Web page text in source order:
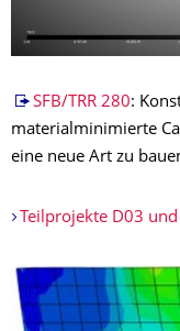
SFB/TRR 280:
materialminimierte
eine neue Art zu
Teilprojekte D03 und